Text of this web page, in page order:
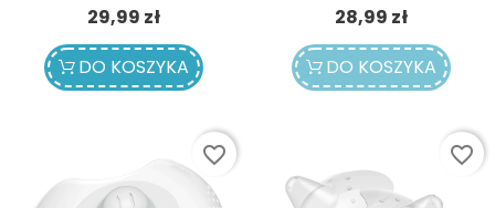
29,99 złCena
DO KOSZYKA
28,99 złCena
DO KOSZYKA
favorite_border favorite_border